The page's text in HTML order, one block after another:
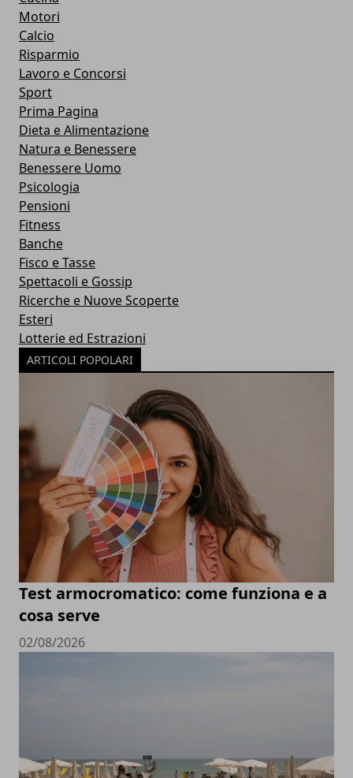
Motori
Calcio
Risparmio
Lavoro e Concorsi
Sport
Prima Pagina
Dieta e Alimentazione
Natura e Benessere
Benessere Uomo
Psicologia
Pensioni
Fitness
Banche
Fisco e Tasse
Spettacoli e Gossip
Ricerche e Nuove Scoperte
Esteri
Lotterie ed Estrazioni
ARTICOLI POPOLARI
Test armocromatico: come funziona e a
cosa serve
02/08/2026